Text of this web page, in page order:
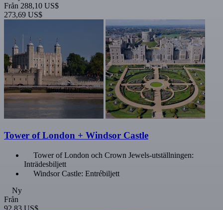
Från 288,10 US$
273,69 US$
Tower of London + Windsor Castle
Tower of London och Crown Jewels-utställningen:
Inträdesbiljett
Windsor Castle: Entrébiljett
Ny
Från
92,83 US$